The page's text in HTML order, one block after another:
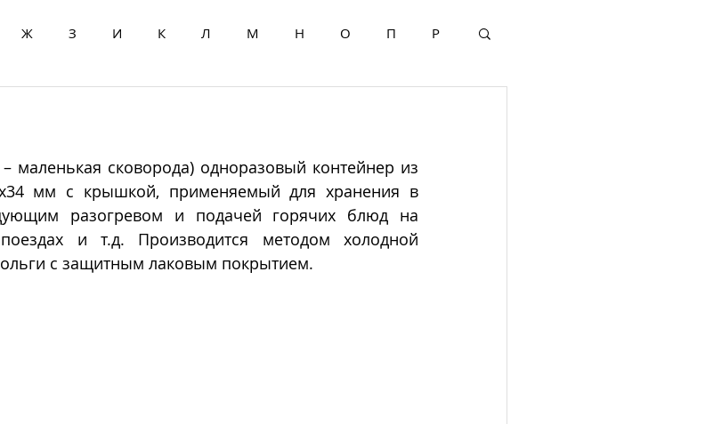
Ж З И К Л М Н О П Р
– маленькая сковорода) одноразовый контейнер из
мм с крышкой, применяемый для хранения в
разогревом и подачей горячих блюд на
и т.д.
Производится методом холодной
с защитным лаковым покрытием.